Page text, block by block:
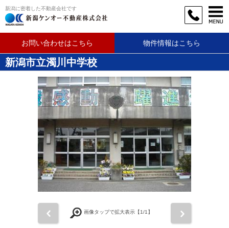
新潟に密着した不動産会社です
お問い合わせはこちら 物件情報はこちら
新潟市立濁川中学校
画像タップで拡大表示【1/1】